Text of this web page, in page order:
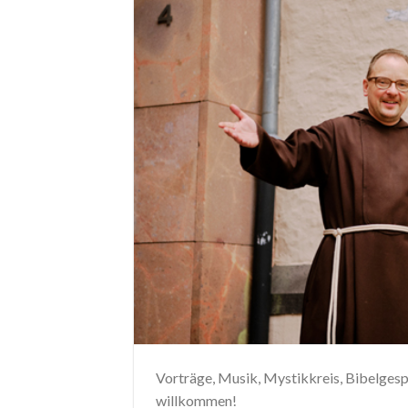
Vorträge, Musik, Mystikkreis,
willkommen!